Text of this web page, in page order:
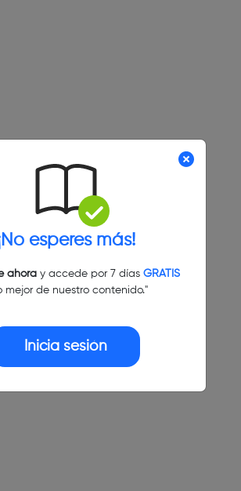
esperes más!
ahoray accede por 7 días GRATIS
mejor de nuestro contenido."
Inicia sesión